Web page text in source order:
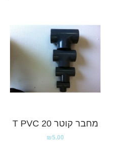
מחבר קוטר T PVC 20
₪5.00